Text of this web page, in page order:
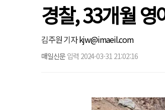
경찰, 33개월 영
김주원 기자kjw@imaeil.com
매일신문 입력 2024-03-31 21:02:16